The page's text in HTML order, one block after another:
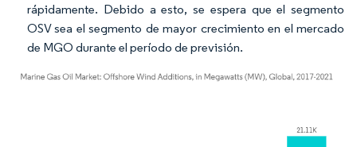
rápidamente. Debido a esto, se espera que el segmento
OSV sea el segmento de mayor crecimiento en el mercado
de MGO durante el período de previsión.